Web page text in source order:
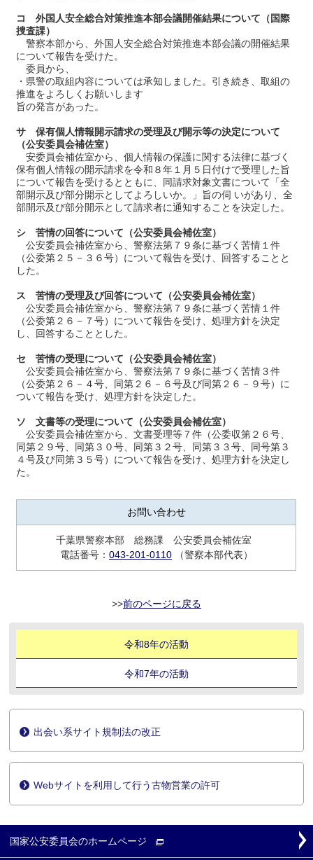
コ 外国人安全総合対策推進本部会議開催結果について（国際
捜査課）
警察本部から、外国人安全総合対策推進本部会議の開催結果
について報告を受けた。
委員から、
・県警の取組内容については承知しました。引き続き、取組の
推進をよろしくお願いします
旨の発言があった。
サ 保有個人情報開示請求の受理及び開示等の決定について
（公安委員会補佐室）
安委員会補佐室から、個人情報の保護に関する法律に基づく
保有個人情報の開示請求を令和８年１月５日付けで受理した旨
について報告を受けるとともに、同請求対象文書について「全
部開示及び部分開示としてよろしいか。」旨の伺 いがあり、全
部開示及び部分開示として請求者に通知することを決定した。
シ 苦情の回答について（公安委員会補佐室）
公安委員会補佐室から、警察法第７９条に基づく苦情１件
（公委第２５－３６号）について報告を受け、回答することと
した。
ス 苦情の受理及び回答について（公安委員会補佐室）
公安委員会補佐室から、警察法第７９条に基づく苦情１件
（公委第２６－７号）について報告を受け、処理方針を決定
し、回答することとした。
セ 苦情の受理について（公安委員会補佐室）
公安委員会補佐室から、警察法第７９条に基づく苦情３件
（公委第２６－４号、同第２６－６号及び同第２６－９号）に
ついて報告を受け、処理方針を決定した。
ソ 文書等の受理について（公安委員会補佐室）
公安委員会補佐室から、文書受理等７件（公委収第２６号、
同第２９号、同第３０号、同第３２号、同第３３号、同号第３
４号及び同第３５号）について報告を受け、処理方針を決定し
た。
お問い合わせ
千葉県警察本部 総務課 公安委員会補佐室
電話番号： 043-201-0110（警察本部代表）
前のページに戻る
令和8年の活動
令和7年の活動
出会い系サイト規制法の改正
Webサイトを利用して行う古物営業の許可
国家公安委員会のホームページ